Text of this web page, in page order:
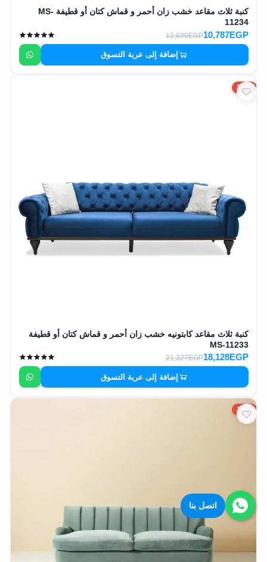
اتصل بنا
كنبة ثلاث مقاعد خشب زان أحمر و قماش كتان أو قطيفة MS-
11234
10,787EGP
12,690EGP
إضافة إلى عربة التسوق
15%
كنبة ثلاث مقاعد كابتونيه خشب زان أحمر و قماش كتان أو قطيفة
MS-11233
18,128EGP
21,327EGP
إضافة إلى عربة التسوق
15%